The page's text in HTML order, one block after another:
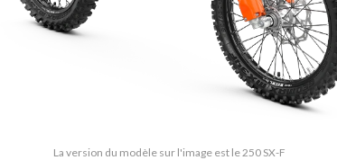
La version du modèle sur l'image est le 250 SX-F